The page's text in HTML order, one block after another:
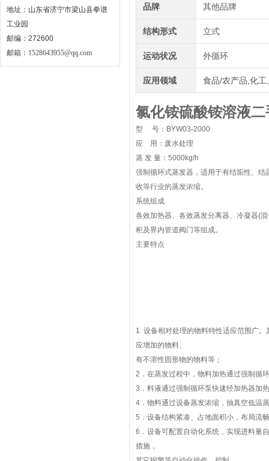
地址：山东省济宁市梁山县拳谱
工业园
邮编：272600
邮箱： 1528643955@qq.com
品牌 其他品牌
结构形式 立式
运动状况 外循环
应用领域 食品/农产品,化
氯化铵硫酸铵溶液
型 号：BYW03-2000
应 用：废水处理
蒸 发 量：5000kg/h
强制循环式蒸发器，适用于有结垢性、
收等行业的蒸发浓缩。
系统组成
各效加热器、各效蒸发分离器、冷凝器(
柜及界内管道阀门等组成。
主要特点
1. 设备相对处理的物料特性适应范围广
应增加的物料、
有不溶性固形物的物料等；
2．在蒸发过程中，物料加热通过强制循
3．料液通过强制循环泵快速经加热器加
4．物料通过设备蒸发浓缩，抽真空低温
5．设备结构紧凑、占地面积小，布局流
6．设备可配置自动化系统，实现进料量
措施，